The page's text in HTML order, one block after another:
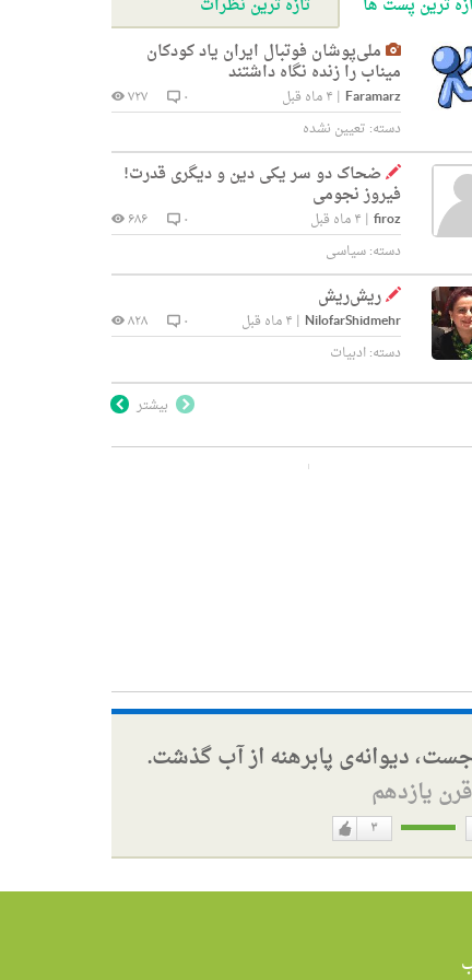
ترین پست ها
تازه ترین نظرات
ملی‌پوشان فوتبال ایران یاد کودکان
میناب را زنده نگاه داشتند
Faramarz
| ۴ ماه قبل ۰
۷۲۷
دسته: تعیین نشده
ضحاک دو سر یکی دین و دیگری قدرت!
فیروز نجومی
firoz
| ۴ ماه قبل ۰
۶۸۶
دسته:سیاسی
ریش‌ریش
NilofarShidmehr
| ۴ ماه قبل ۰
۸۲۸
دسته:ادبیات
بیشتر
دیوانه‌ی پابرهنه از آب گذشت.
یازدهم
دوست
۳